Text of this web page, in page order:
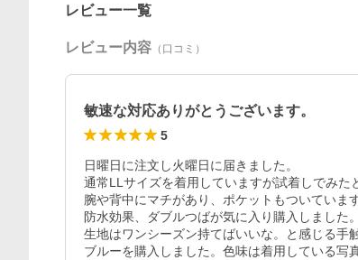
レビュー一覧
レビュー内容 （口コミ）
敏速な対応ありがとうございます。
5
日曜日に注文し火曜日に届きました。
通常LLサイズを着用していますが試着しでみ
腕や背中にマチがあり、ポケットもついています
防水効果、ダブルつばが気に入り購入しました。
生地はワンシーズン持てばいいな。と感じる手
ブルーを購入しました。色味は着用している写